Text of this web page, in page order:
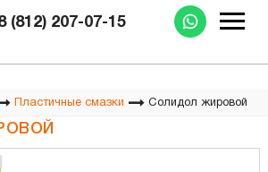
(812) 207-07-15
РВД при Вас за 15 минут
Пластичные смазки Солидол жировой